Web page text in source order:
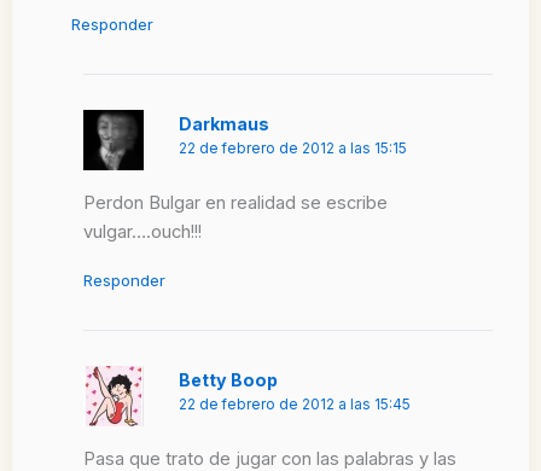
Responder
Darkmaus
22 de febrero de 2012 a las 15:15
Perdon Bulgar en realidad se escribe
vulgar….ouch!!!
Responder
Betty Boop
22 de febrero de 2012 a las 15:45
Pasa que trato de jugar con las palabras y las